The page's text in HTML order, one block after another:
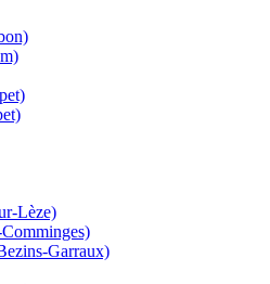
Lèze)
Garraux)